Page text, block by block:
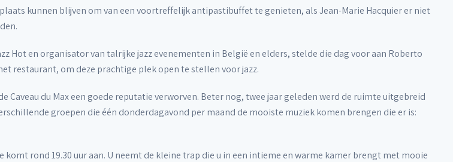
kunnen blijven om van een voortreffelijk antipastibuffet te genieten, als Jean-Marie Hacquier er niet
Hot en organisator van talrijke jazz evenementen in België en elders, stelde die dag voor aan Roberto
restaurant, om deze prachtige plek open te stellen voor jazz.
Caveau du Max een goede reputatie verworven. Beter nog, twee jaar geleden werd de ruimte uitgebreid
groepen die één donderdagavond per maand de mooiste muziek komen brengen die er is:
komt rond 19.30 uur aan. U neemt de kleine trap die u in een intieme en warme kamer brengt met mooie